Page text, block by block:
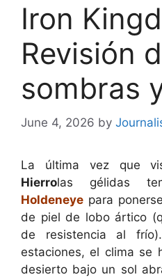
Iron
Revisión
sombras
June 4, 2026 by
La última vez que
Hierrolas gélidas
Holdeneye para
de piel de lobo ártico
de resistencia al
estaciones, el clima se
desierto bajo un sol